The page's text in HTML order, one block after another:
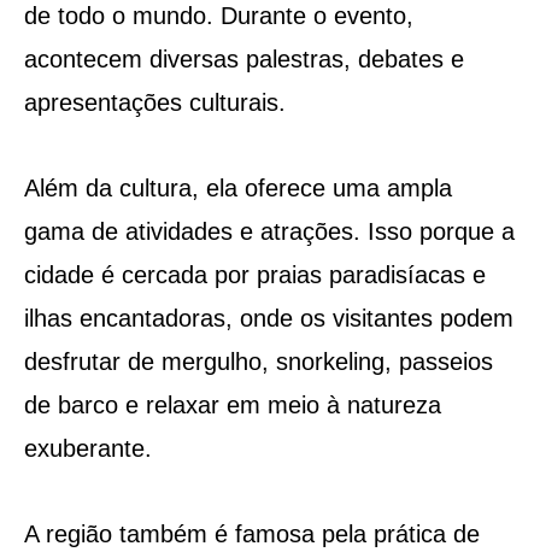
de todo o mundo. Durante o evento,
acontecem diversas palestras, debates e
apresentações culturais.
Além da cultura, ela oferece uma ampla
gama de atividades e atrações. Isso porque a
cidade é cercada por praias paradisíacas e
ilhas encantadoras, onde os visitantes podem
desfrutar de mergulho, snorkeling, passeios
de barco e relaxar em meio à natureza
exuberante.
A região também é famosa pela prática de